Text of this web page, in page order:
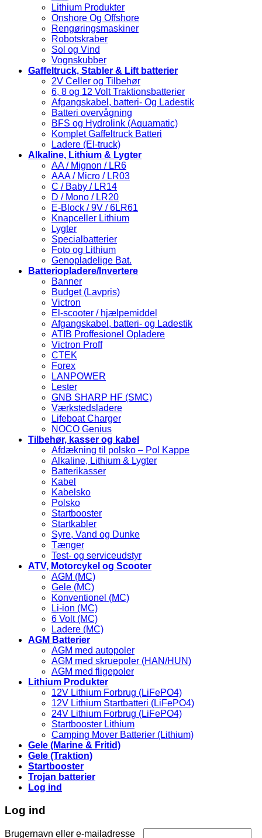
Lithium Produkter
Onshore Og Offshore
Rengøringsmaskiner
Robotskraber
Sol og Vind
Vognskubber
Gaffeltruck, Stabler & Lift batterier
2V Celler og Tilbehør
6, 8 og 12 Volt Traktionsbatterier
Afgangskabel, batteri- Og Ladestik
Batteri overvågning
BFS og Hydrolink (Aquamatic)
Komplet Gaffeltruck Batteri
Ladere (El-truck)
Alkaline, Lithium & Lygter
AA / Mignon / LR6
AAA / Micro / LR03
C / Baby / LR14
D / Mono / LR20
E-Block / 9V / 6LR61
Knapceller Lithium
Lygter
Specialbatterier
Foto og Lithium
Genopladelige Bat.
Batteriopladere/Invertere
Banner
Budget (Lavpris)
Victron
El-scooter / hjælpemiddel
Afgangskabel, batteri- og Ladestik
ATIB Proffesionel Opladere
Victron Proff
CTEK
Forex
LANPOWER
Lester
GNB SHARP HF (SMC)
Værkstedsladere
Lifeboat Charger
NOCO Genius
Tilbehør, kasser og kabel
Afdækning til polsko – Pol Kappe
Alkaline, Lithium & Lygter
Batterikasser
Kabel
Kabelsko
Polsko
Startbooster
Startkabler
Syre, Vand og Dunke
Tænger
Test- og serviceudstyr
ATV, Motorcykel og Scooter
AGM (MC)
Gele (MC)
Konventionel (MC)
Li-ion (MC)
6 Volt (MC)
Ladere (MC)
AGM Batterier
AGM med autopoler
AGM med skruepoler (HAN/HUN)
AGM med fligepoler
Lithium Produkter
12V Lithium Forbrug (LiFePO4)
12V Lithium Startbatteri (LiFePO4)
24V Lithium Forbrug (LiFePO4)
Startbooster Lithium
Camping Mover Batterier (Lithium)
Gele (Marine & Fritid)
Gele (Traktion)
Startbooster
Trojan batterier
Log ind
Log ind
Brugernavn eller e-mailadresse